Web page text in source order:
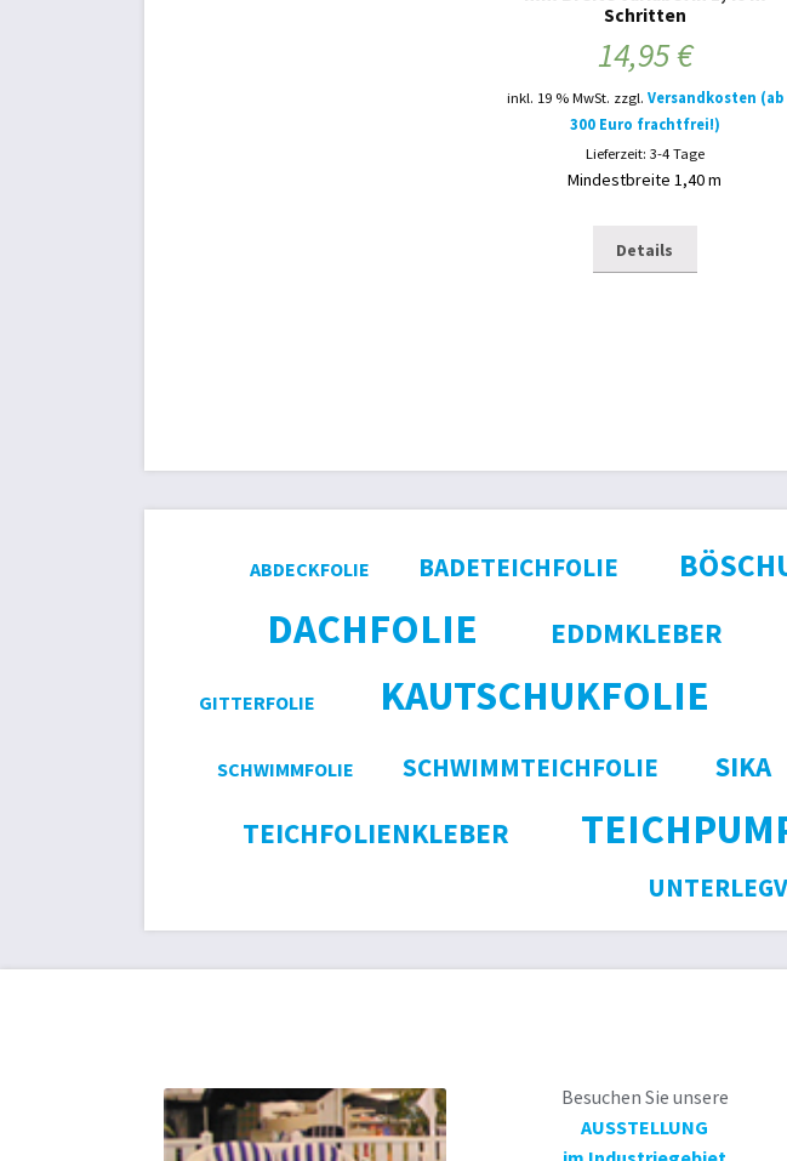
Schritten
14,95€
inkl. 19 % MwSt. zzgl. Versandkosten (ab
300 Euro frachtfrei!)
Lieferzeit: 3-4 Tage
Mindestbreite 1,40 m
Details
ABDECKFOLIE BADETEICHFOLIE
DACHFOLIE
EDDMKLEBER
GITTERFOLIE KAUTSCHUKFOLIE
SCHWIMMFOLIE SCHWIMMTEICHFOLIE SIKA
TEICHFOLIENKLEBER
Besuchen Sie unsere
AUSSTELLUNG